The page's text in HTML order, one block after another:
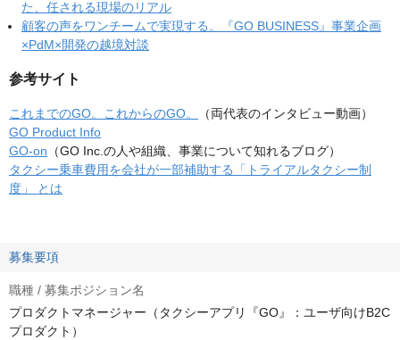
た、任される現場のリアル
顧客の声をワンチームで実現する。『GO BUSINESS』事業企画
×PdM×開発の越境対談
参考サイト
これまでのGO。これからのGO。
（両代表のインタビュー動画）
GO Product Info
GO-on （GO Inc.の人や組織、事業について知れるブログ）
タクシー乗車費用を会社が一部補助する「トライアルタクシー制
度」 とは
募集要項
職種 / 募集ポジション名
プロダクトマネージャー（タクシーアプリ『GO』：ユーザ向けB2C
プロダクト）